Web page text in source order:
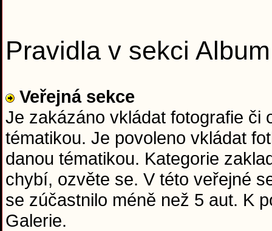
Pravidla v sekci Album
Veřejná sekce
Je zakázáno vkládat fotografie či
tématikou. Je povoleno vkládat
danou tématikou. Kategorie
chybí, ozvěte se. V této veřejné
se zúčastnilo méně než 5 aut. K
Galerie.